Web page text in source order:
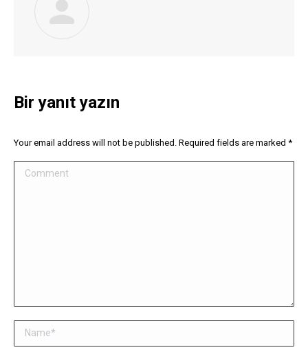
Bir yanıt yazın
Your email address will not be published. Required fields are marked *
Comment
Name *